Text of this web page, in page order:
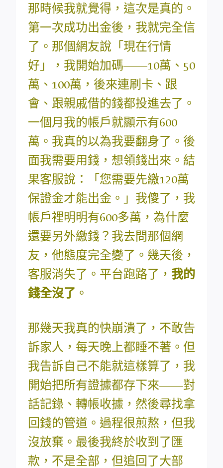
那時候我就覺得，這次是真的。
第一次成功出金後，我就完全信
了。那個網友說「現在行情
好」，我開始加碼——10萬、50
萬、100萬，後來連刷卡、跟
會、跟親戚借的錢都投進去了。
一個月我的帳戶就顯示有600
萬。我真的以為我要翻身了。後
面我需要用錢，想領錢出來。結
果客服說：「您需要先繳120萬
保證金才能出金。」我傻了，我
帳戶裡明明有600多萬，為什麼
還要另外繳錢？我去問那個網
友，他態度完全變了。幾天後，
客服消失了。平台跑路了， 我的
錢全沒了 。
那幾天我真的快崩潰了，不敢告
訴家人，每天晚上都睡不著。但
我告訴自己不能就這樣算了，我
開始把所有證據都存下來——對
話記錄、轉帳收據，然後尋找拿
回錢的管道。過程很煎熬，但我
沒放棄。最後我終於收到了匯
款，不是全部，但追回了大部